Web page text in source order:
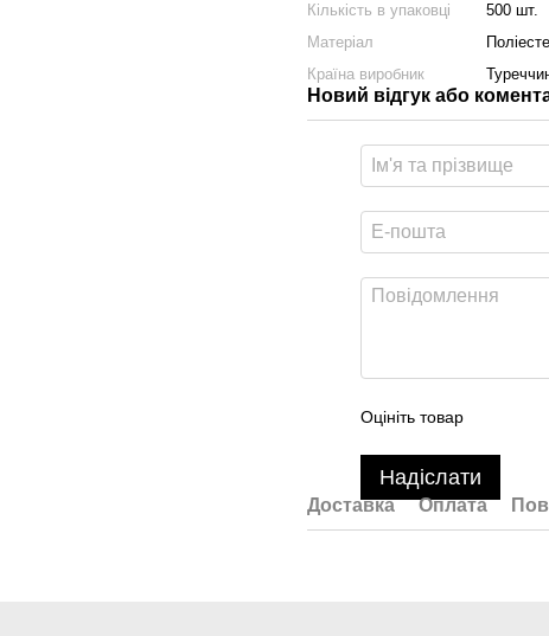
Кількість в упаковці
500 шт.
Матеріал
Країна виробник
Новий відгук або
Оцініть товар
Надіслати
Доставка Оплата